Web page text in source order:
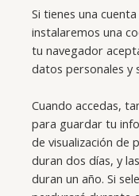
Si tienes una
instalaremos una
tu navegador
datos personales y
Cuando accedas,
para guardar tu
de visualización de
duran dos días, y
duran un año. Si